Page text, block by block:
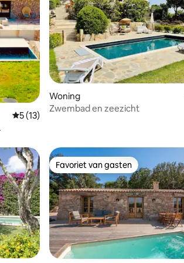
Gemiddelde beoordeling van 5 op 5, 13
5 (13)
Woning
Zwembad en zeezicht
Favoriet van gasten
Favoriet van gasten